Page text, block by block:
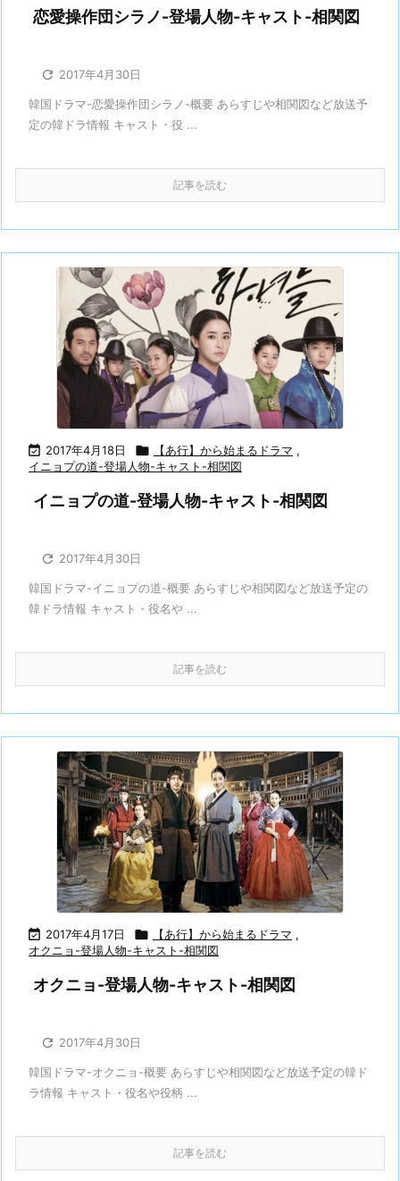
恋愛操作団シラノ-登場人物-キャスト-相関図
 2017年4月30日
韓国ドラマ-恋愛操作団シラノ-概要 あらすじや相関図など放送予
定の韓ドラ情報 キャスト・役 ...
記事を読む
 2017年4月18日  【あ行】から始まるドラマ ,
イニョプの道-登場人物-キャスト-相関図
イニョプの道-登場人物-キャスト-相関図
 2017年4月30日
韓国ドラマ-イニョプの道-概要 あらすじや相関図など放送予定の
韓ドラ情報 キャスト・役名や ...
記事を読む
 2017年4月17日  【あ行】から始まるドラマ ,
オクニョ-登場人物-キャスト-相関図
オクニョ-登場人物-キャスト-相関図
 2017年4月30日
韓国ドラマ-オクニョ-概要 あらすじや相関図など放送予定の韓ド
ラ情報 キャスト・役名や役柄 ...
記事を読む